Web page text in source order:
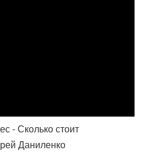
- Сколько стоит
Даниленко